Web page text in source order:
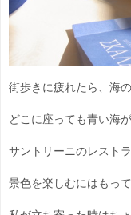
街歩きに疲れたら、海
どこに座っても青い海
サントリーニのレスト
景色を楽しむにはもって